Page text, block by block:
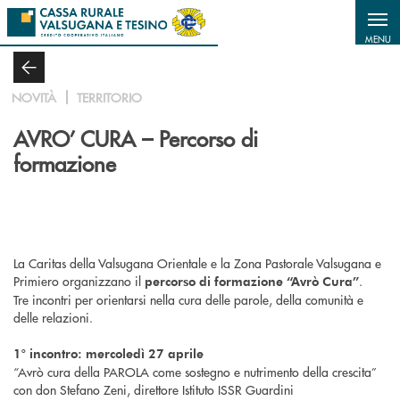
Salta al contenuto principale
MENU
NOVITÀ TERRITORIO
AVRO’ CURA – Percorso di
formazione
La Caritas della Valsugana Orientale e la Zona Pastorale Valsugana e
Primiero organizzano il percorso di formazione “Avrò Cura”.
Tre incontri per orientarsi nella cura delle parole, della comunità e
delle relazioni.
1° incontro: mercoledì 27 aprile
“Avrò cura della PAROLA come sostegno e nutrimento della crescita”
con don Stefano Zeni, direttore Istituto ISSR Guardini